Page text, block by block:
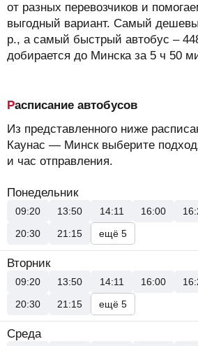
от разных перевозчиков и
выгодный вариант. Самый
р., а самый быстрый автобус –
добирается до Минска за 5 ч 50
Расписание автобусов
Из представленного ниже
Каунас — Минск выберите
и час отправления.
Понедельник
09:20 13:50 14:11 16:00
20:30
21:15 ещё 5
Вторник
09:20 13:50 14:11 16:00
20:30
21:15 ещё 5
Среда